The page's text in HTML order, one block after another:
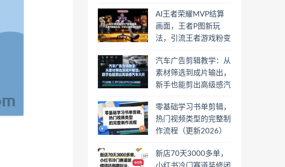
AI王者荣耀MVP结算
画面，王者P图新玩
法，引流王者游戏粉变
汽车广告剪辑教学：从
素材筛选到成片输出，
新手也能剪出高级感汽
零基础学习书单剪辑，
热门视频类型的完整制
作流程（更新2026）
新店70天3000多单，